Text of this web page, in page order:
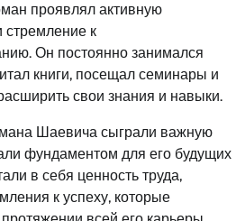
проявлял активную
к
Он постоянно занимался
книги, посещал семинары и
свои знания и навыки.
Шаевича сыграли важную
фундаментом для его будущих
в себя ценность труда,
к успеху, которые